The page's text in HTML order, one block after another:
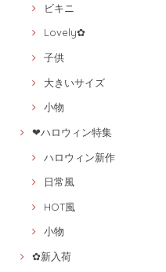
ビキニ
Lovely✿
子供
大きいサイズ
小物
❤ハロウィン特集
ハロウィン新作
日常風
HOT風
小物
✿新入荷